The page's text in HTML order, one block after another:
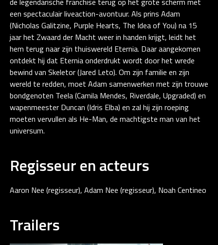
een spectaculair liveaction-avontuur. Als prins Adam
(Nicholas Galitzine, Purple Hearts, The Idea of You) na 15
jaar het Zwaard der Macht weer in handen krijgt, leidt het
hem terug naar zijn thuiswereld Eternia. Daar aangekomen
ontdekt hij dat Eternia onderdrukt wordt door het wrede
bewind van Skeletor (Jared Leto). Om zijn familie en zijn
wereld te redden, moet Adam samenwerken met zijn trouwe
bondgenoten Teela (Camila Mendes, Riverdale, Upgraded) en
wapenmeester Duncan (Idris Elba) en zal hij zijn roeping
moeten vervullen als He-Man, de machtigste man van het
universum.
Regisseur en acteurs
Aaron Nee (regisseur), Adam Nee (regisseur), Noah Centineo
Trailers